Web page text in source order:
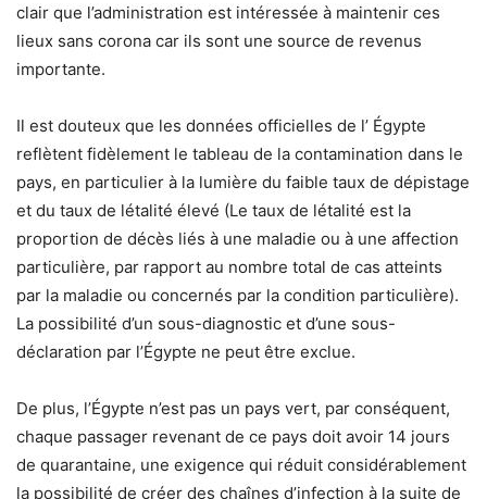
clair que l’administration est intéressée à maintenir ces
lieux sans corona car ils sont une source de revenus
importante.
Il est douteux que les données officielles de l’ Égypte
reflètent fidèlement le tableau de la contamination dans le
pays, en particulier à la lumière du faible taux de dépistage
et du taux de létalité élevé (Le taux de létalité est la
proportion de décès liés à une maladie ou à une affection
particulière, par rapport au nombre total de cas atteints
par la maladie ou concernés par la condition particulière).
La possibilité d’un sous-diagnostic et d’une sous-
déclaration par l’Égypte ne peut être exclue.
De plus, l’Égypte n’est pas un pays vert, par conséquent,
chaque passager revenant de ce pays doit avoir 14 jours
de quarantaine, une exigence qui réduit considérablement
la possibilité de créer des chaînes d’infection à la suite de